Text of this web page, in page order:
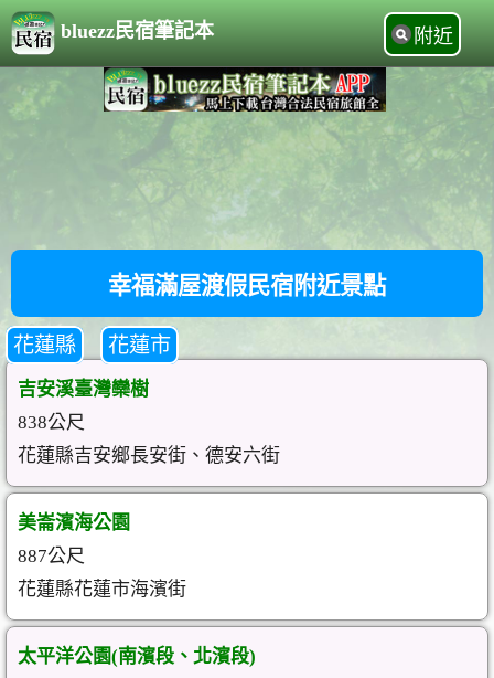
bluezz民宿筆記本 附近
幸福滿屋渡假民宿附近景點
花蓮縣 花蓮市
吉安溪臺灣欒樹
838公尺
花蓮縣吉安鄉長安街、德安六街
美崙濱海公園
887公尺
花蓮縣花蓮市海濱街
太平洋公園(南濱段、北濱段)